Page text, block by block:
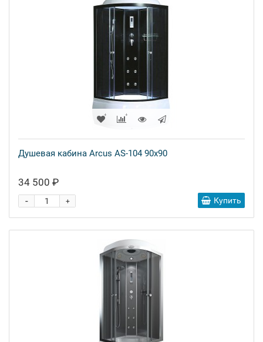
Душевая кабина Arcus AS-104 90x90
34 500 ₽
+
- Купить